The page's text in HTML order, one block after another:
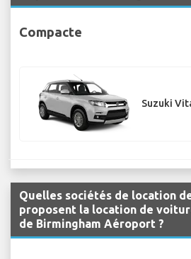
Compacte
Suzuki
Quelles sociétés de location
proposent la location de
de Birmingham Aéroport ?